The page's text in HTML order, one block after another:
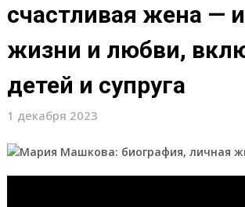
счастливая жена —
жизни и любви,
детей и супруга
1 декабря 2023